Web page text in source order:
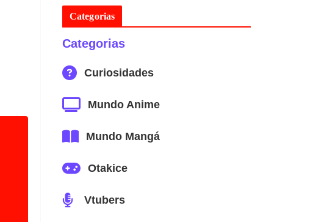
Categorias
Categorias
Curiosidades
Mundo Anime
Mundo Mangá
Otakice
Vtubers